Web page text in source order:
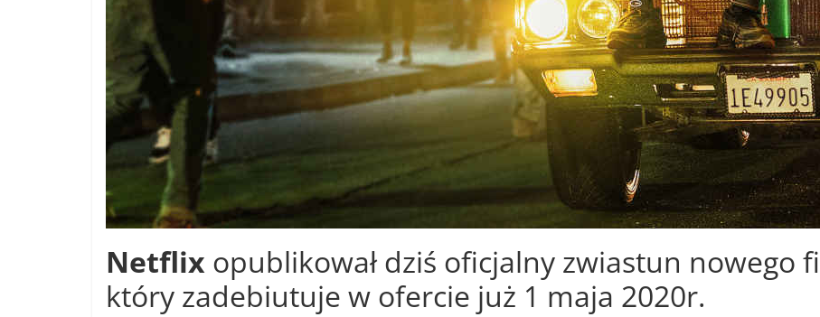
Netflix opublikował dziś oficjalny zwiastun nowego
który zadebiutuje w ofercie już 1 maja 2020r.